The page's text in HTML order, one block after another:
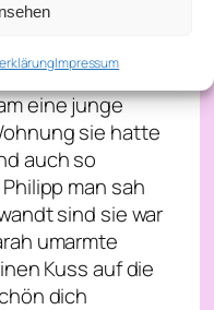
Impressum
vor der Tür
Tür und
eine junge
sie hatte
auch so
man sah
sind sie war
umarmte
Kuss auf die
dich